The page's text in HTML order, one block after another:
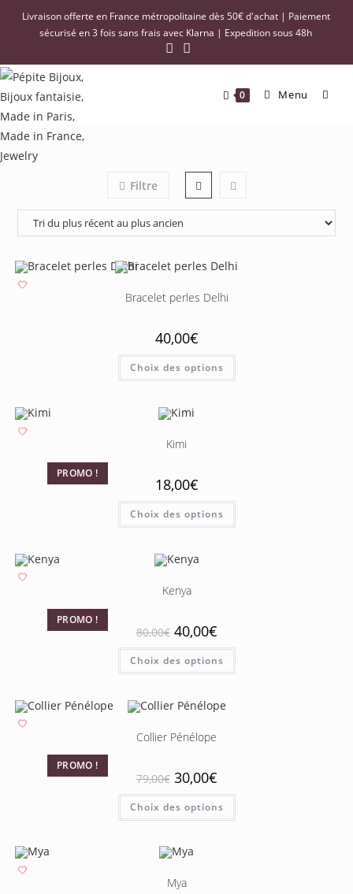
Livraison offerte en France métropolitaine dès 50€ d'achat | Paiement
sécurisé en 3 fois sans frais avec Klarna | Expedition sous 48h
0 Menu
Filtre
Bracelet perles Delhi
40,00€
Choix des options
PROMO !
Kimi
18,00€
Choix des options
PROMO !
Kenya
80,00€ 40,00€
Choix des options
PROMO !
Collier Pénélope
79,00€ 30,00€
Choix des options
Mya